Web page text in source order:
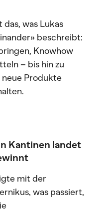
was Lukas
beschreibt:
Knowhow
– bis hin zu
Produkte
Kantinen landet
mit der
was passiert,